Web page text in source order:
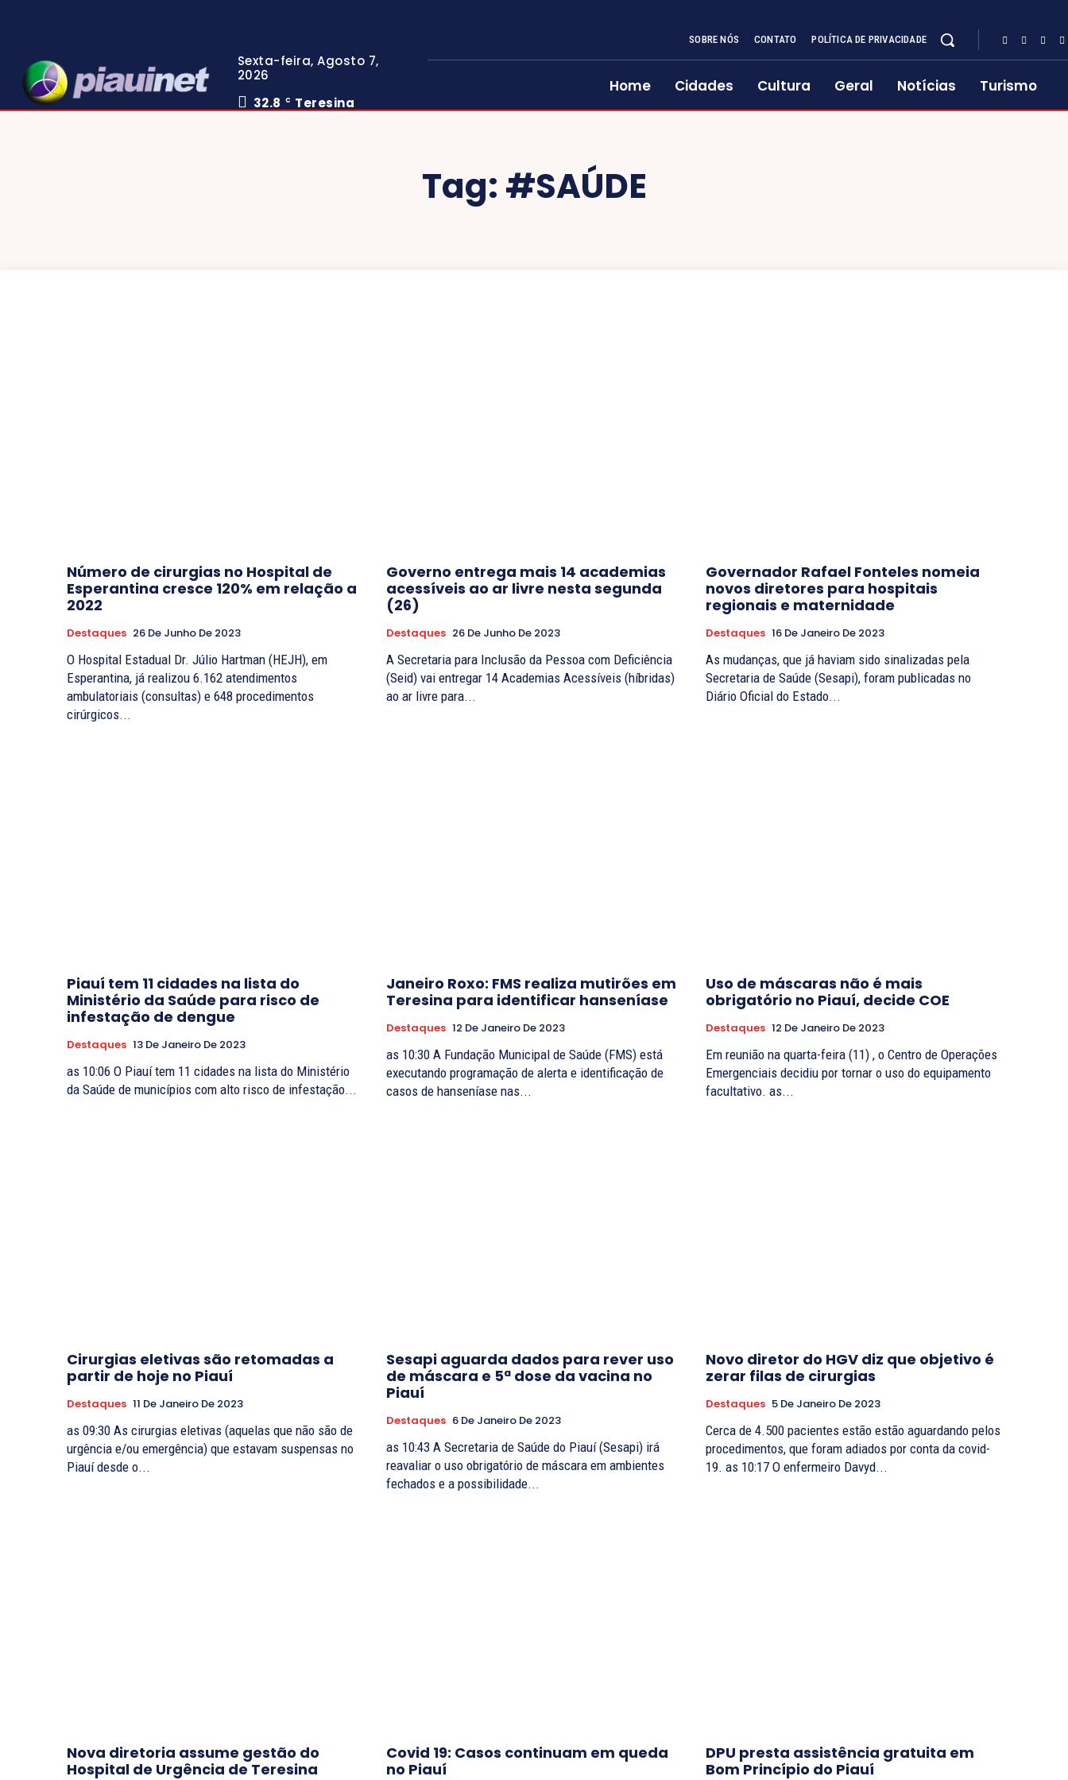
Sexta-feira, Agosto 7,
2026
32.8
C Teresina
SOBRE NÓS CONTATO POLÍTICA DE PRIVACIDADE
Home Cidades Cultura Geral Notícias Turismo
Tag: #SAÚDE
Número de cirurgias no Hospital de
Esperantina cresce 120% em relação a
2022
Destaques 26 De Junho De 2023
O Hospital Estadual Dr. Júlio Hartman (HEJH), em
Esperantina, já realizou 6.162 atendimentos
ambulatoriais (consultas) e 648 procedimentos
cirúrgicos...
Governo entrega mais 14 academias
acessíveis ao ar livre nesta segunda
(26)
Destaques 26 De Junho De 2023
A Secretaria para Inclusão da Pessoa com Deficiência
(Seid) vai entregar 14 Academias Acessíveis (híbridas)
ao ar livre para...
Governador Rafael Fonteles nomeia
novos diretores para hospitais
regionais e maternidade
Destaques 16 De Janeiro De 2023
As mudanças, que já haviam sido sinalizadas pela
Secretaria de Saúde (Sesapi), foram publicadas no
Diário Oficial do Estado...
Piauí tem 11 cidades na lista do
Ministério da Saúde para risco de
infestação de dengue
Destaques 13 De Janeiro De 2023
as 10:06 O Piauí tem 11 cidades na lista do Ministério
da Saúde de municípios com alto risco de infestação...
Janeiro Roxo: FMS realiza mutirões em
Teresina para identificar hanseníase
Destaques 12 De Janeiro De 2023
as 10:30 A Fundação Municipal de Saúde (FMS) está
executando programação de alerta e identificação de
casos de hanseníase nas...
​Uso de máscaras não é mais
obrigatório no Piauí, decide COE
Destaques 12 De Janeiro De 2023
Em reunião na quarta-feira (11) , o Centro de Operações
Emergenciais decidiu por tornar o uso do equipamento
facultativo. as...
Cirurgias eletivas são retomadas a
partir de hoje no Piauí
Destaques 11 De Janeiro De 2023
as 09:30 As cirurgias eletivas (aquelas que não são de
urgência e/ou emergência) que estavam suspensas no
Piauí desde o...
Sesapi aguarda dados para rever uso
de máscara e 5ª dose da vacina no
Piauí
Destaques 6 De Janeiro De 2023
as 10:43 A Secretaria de Saúde do Piauí (Sesapi) irá
reavaliar o uso obrigatório de máscara em ambientes
fechados e a possibilidade...
Novo diretor do HGV diz que objetivo é
zerar filas de cirurgias
Destaques 5 De Janeiro De 2023
Cerca de 4.500 pacientes estão estão aguardando pelos
procedimentos, que foram adiados por conta da covid-
19. as 10:17 O enfermeiro Davyd...
Nova diretoria assume gestão do
Hospital de Urgência de Teresina
Covid 19: Casos continuam em queda
no Piauí
DPU presta assistência gratuita em
Bom Princípio do Piauí